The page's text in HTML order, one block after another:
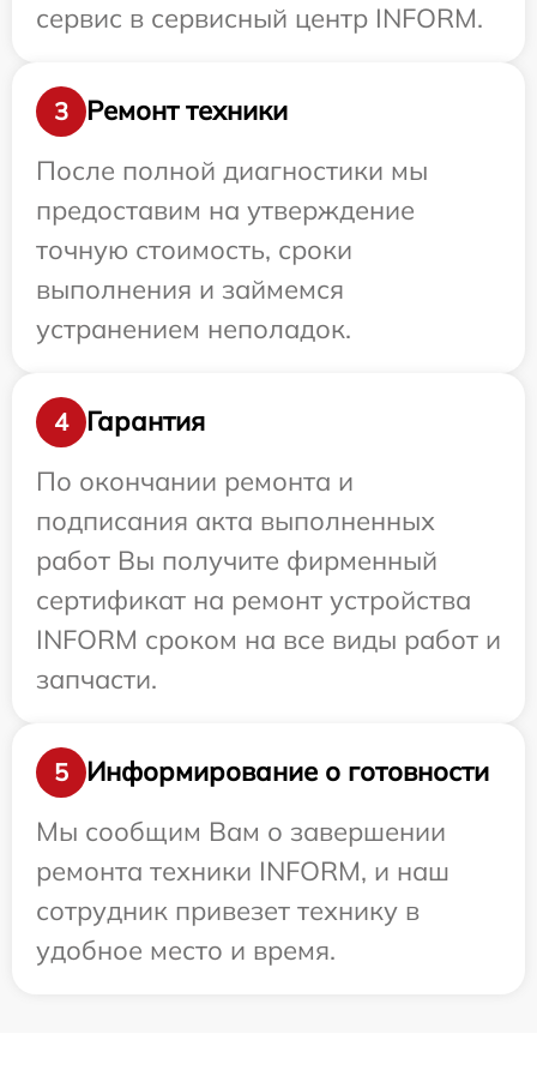
сервис в сервисный центр INFORM.
3
Ремонт техники
После полной диагностики мы
предоставим на утверждение
точную стоимость, сроки
выполнения и займемся
устранением неполадок.
4
Гарантия
По окончании ремонта и
подписания акта выполненных
работ Вы получите фирменный
сертификат на ремонт устройства
INFORM сроком на все виды работ и
запчасти.
5
Информирование о готовности
Мы сообщим Вам о завершении
ремонта техники INFORM, и наш
сотрудник привезет технику в
удобное место и время.